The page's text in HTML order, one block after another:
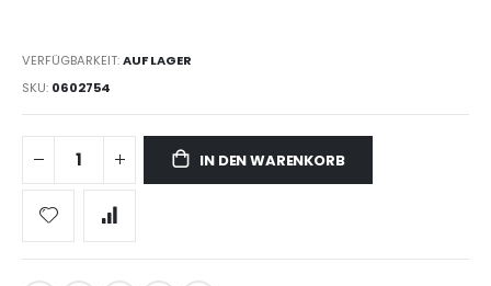
VERFÜGBARKEIT:AUF LAGER
SKU 0602754
IN DEN WARENKORB